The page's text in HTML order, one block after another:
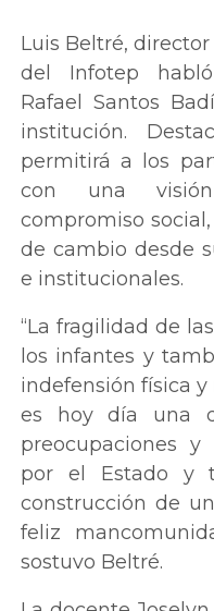
Luis Beltré,
del Infotep
Rafael Santos
institución.
permitirá a los
con una
compromiso
de cambio desde
e institucionales.
“La fragilidad de
los infantes y
indefensión física
es hoy día una
preocupaciones
por el Estado y
construcción de
feliz
sostuvo Beltré.